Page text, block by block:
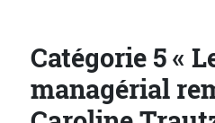
Catégorie 5 «
managérial